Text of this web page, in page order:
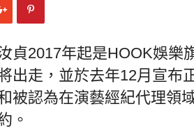
貞2017年起是HOOK娛樂
出走，並於去年12月宣布
被認為在演藝經紀代理領
。